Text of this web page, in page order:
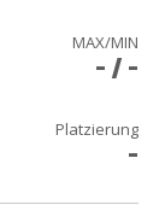
MAX/MIN
- / -
Platzierung
-